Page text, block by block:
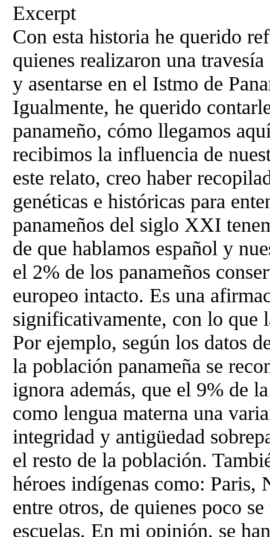
Excerpt
Con esta historia he querido
quienes realizaron una
y asentarse en el Istmo de
Igualmente, he querido
panameño, cómo llegamos
recibimos la influencia de
este relato, creo haber
genéticas e históricas para
panameños del siglo XXI
de que hablamos español y
el 2% de los panameños
europeo intacto. Es una
significativamente, con lo que
Por ejemplo, según los datos
la población panameña se
ignora además, que el 9% de
como lengua materna una
integridad y antigüedad
el resto de la población.
héroes indígenas como: Paris,
entre otros, de quienes poco
escuelas. En mi opinión, se